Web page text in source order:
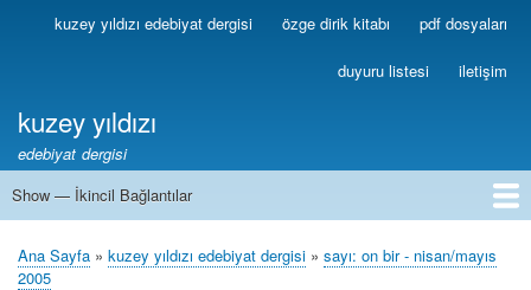
Ana
içeriğe
Birincilkuzey yıldızı edebiyat dergisi özge dirik kitabı pdf dosyaları
duyuru listesi iletişim
kuzey yıldızı
edebiyat dergisi
İkincil
Show — İkincil Bağlantılar
1
2
3
4
5
6
7
8
9
10
11
12
13
Sayfa
Ana Sayfa kuzey yıldızı edebiyat dergisi
sayı: on bir - nisan/mayıs
2005